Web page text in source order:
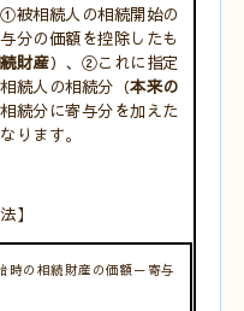
被相続人の相続開始の
分の価額を控除したも
財産）、②これに指定
続人の相続分（本来の
続分に寄与分を加えた
ります。
】
の相続財産の価額－寄与